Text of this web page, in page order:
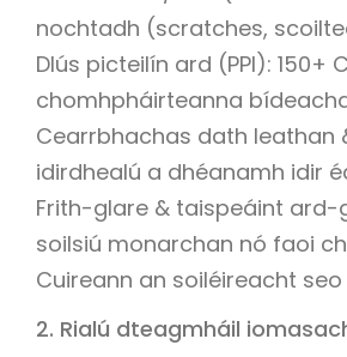
nochtadh (scratches,
Dlús picteilín ard (PPI):
chomhpháirteanna
Cearrbhachas dath leathan
idirdhealú a dhéanamh idir
Frith-glare & taispeáint ard-
soilsiú monarchan nó faoi
Cuireann an soiléireacht
2. Rialú dteagmháil